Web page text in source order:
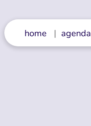
home | agenda